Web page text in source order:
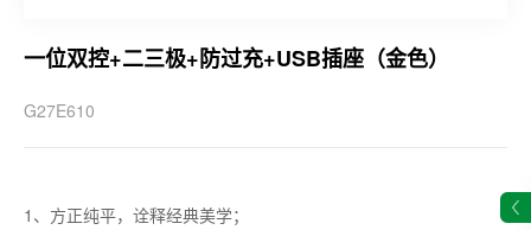
一位双控+二三极+防过充+USB插座（金色）
G27E610
1、方正纯平，诠释经典美学；